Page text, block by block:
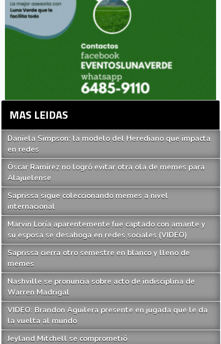
MAS LEIDAS
Daniela Simpson: la modelo del Herediano que impacta
en redes
Óscar Ramírez no logró evitar otra ola de memes para
Alajuelense
Saprissa sigue coleccionando memes a nivel
internacional
Marvin Loría aparentemente fue captado con amante y
su esposa se desahoga en redes sociales (VIDEO)
Saprissa cierra otro semestre en blanco y lleno de
memes
Nashville se pronuncia sobre acto de indisciplina de
Warren Madrigal
VIDEO: Brandon Aguilera presente en jugada que le da
la vuelta al mundo
Jeyland Mitchell se comprometió